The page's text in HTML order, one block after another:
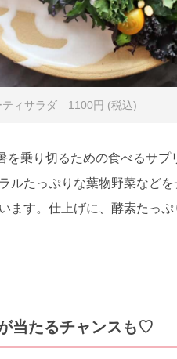
ティサラダ 1100円 (税込)
を乗り切るための食べるサ
ルたっぷりな葉物野菜など
ます。仕上げに、酵素たっ
当たるチャンスも♡